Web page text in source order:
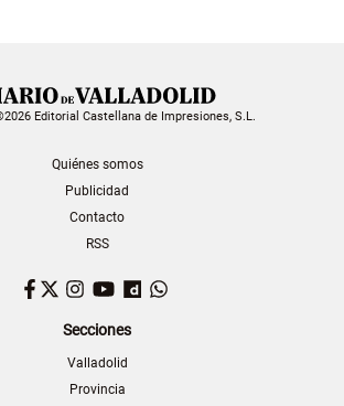
Editorial Castellana de Impresiones, S.L.
Quiénes somos
Publicidad
Contacto
RSS
Facebook
TwitterInstagram
YouTubeDailymotion
Secciones
Valladolid
Provincia